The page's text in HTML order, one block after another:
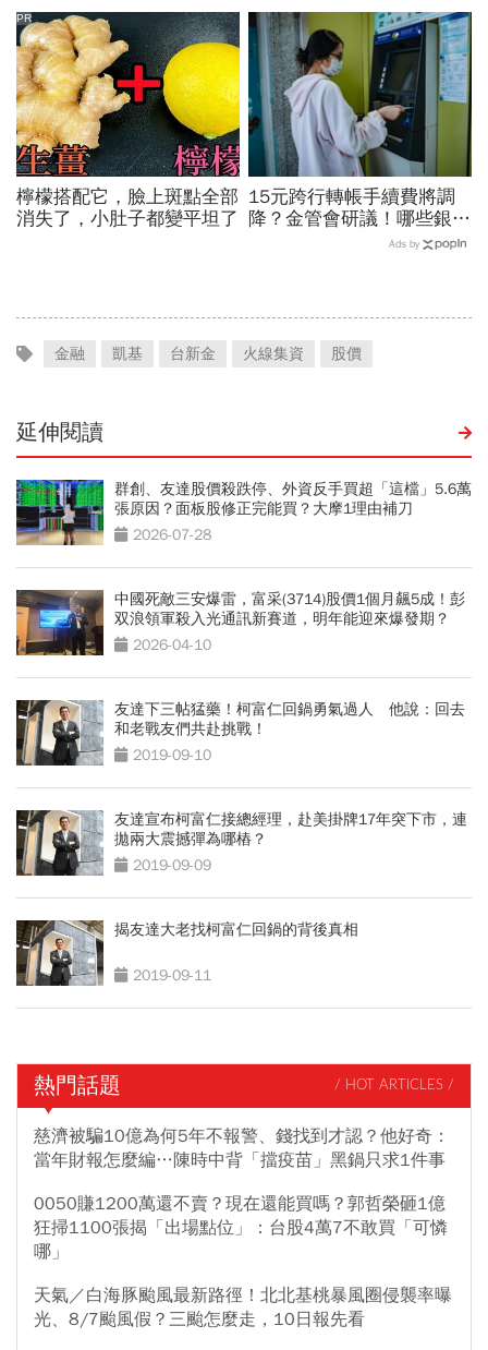
檸檬搭配它，臉上斑點全部
消失了，小肚子都變平坦了
PR
15元跨行轉帳手續費將調
降？金管會研議！哪些銀行
已免手續費？數位帳戶、薪
Ads by
金融 凱基 台新金 火線集資 股價
延伸閱讀
群創、友達股價殺跌停、外資反手買超「這檔」5.6萬
張原因？面板股修正完能買？大摩1理由補刀
2026-07-28
中國死敵三安爆雷，富采(3714)股價1個月飆5成！彭
双浪領軍殺入光通訊新賽道，明年能迎來爆發期？
2026-04-10
友達下三帖猛藥！柯富仁回鍋勇氣過人 他說：回去
和老戰友們共赴挑戰！
2019-09-10
友達宣布柯富仁接總經理，赴美掛牌17年突下市，連
拋兩大震撼彈為哪樁？
2019-09-09
揭友達大老找柯富仁回鍋的背後真相
2019-09-11
熱門話題 / HOT ARTICLES /
慈濟被騙10億為何5年不報警、錢找到才認？他好奇：
當年財報怎麼編…陳時中背「擋疫苗」黑鍋只求1件事
0050賺1200萬還不賣？現在還能買嗎？郭哲榮砸1億
狂掃1100張揭「出場點位」：台股4萬7不敢買「可憐
哪」
天氣／白海豚颱風最新路徑！北北基桃暴風圈侵襲率曝
光、8/7颱風假？三颱怎麼走，10日報先看